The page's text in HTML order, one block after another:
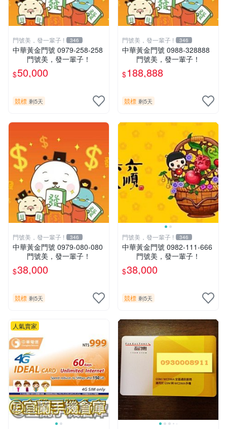
門號美，發一輩子 ! 346
中華黃金門號 0979-258-258
門號美，發一輩子！
$50,000
競標 剩5天
門號美，發一輩子 ! 346
中華黃金門號 0988-328888
門號美，發一輩子！
$188,888
競標 剩5天
門號美，發一輩子 ! 346
中華黃金門號 0979-080-080
門號美，發一輩子！
$38,000
競標 剩5天
門號美，發一輩子 ! 346
中華黃金門號 0982-111-666
門號美，發一輩子！
$38,000
競標 剩5天
人氣賣家